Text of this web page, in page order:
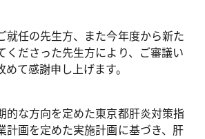
就任の先生方、また今年度から新た
くださった先生方により、ご審議い
て感謝申し上げます。
的な方向を定めた東京都肝炎対策指
計画を定めた実施計画に基づき、肝